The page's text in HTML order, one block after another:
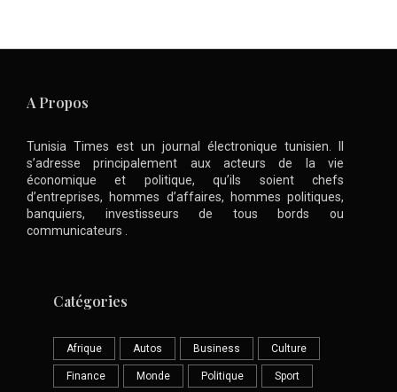
A Propos
Tunisia Times est un journal électronique tunisien. Il
s’adresse principalement aux acteurs de la vie
économique et politique, qu’ils soient chefs
d’entreprises, hommes d’affaires, hommes politiques,
banquiers, investisseurs de tous bords ou
communicateurs .
Catégories
Afrique Autos Business Culture
Finance Monde Politique Sport